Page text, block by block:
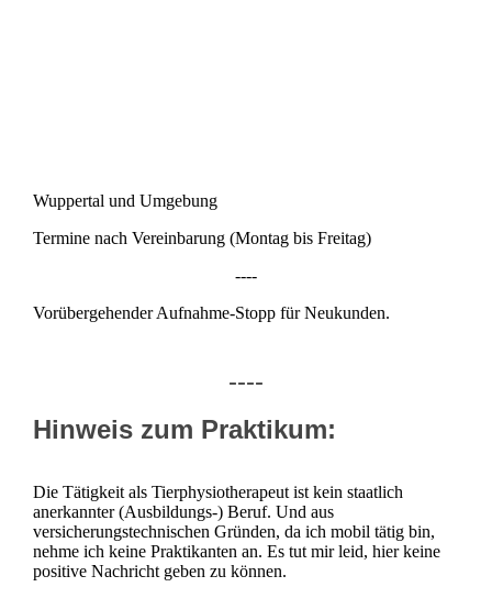
Wuppertal und Umgebung
Termine nach Vereinbarung (Montag bis Freitag)
----
Vorübergehender Aufnahme-Stopp für Neukunden.
----
Hinweis zum Praktikum:
Die Tätigkeit als Tierphysiotherapeut ist kein staatlich
anerkannter (Ausbildungs-) Beruf. Und aus
versicherungstechnischen Gründen, da ich mobil tätig bin,
nehme ich keine Praktikanten an. Es tut mir leid, hier keine
positive Nachricht geben zu können.